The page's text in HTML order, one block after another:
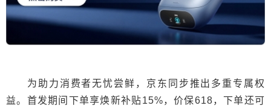
为助力消费者无忧尝鲜，京东同步推出多重专属权
益。首发期间下单享焕新补贴15%，价保618，下单还可